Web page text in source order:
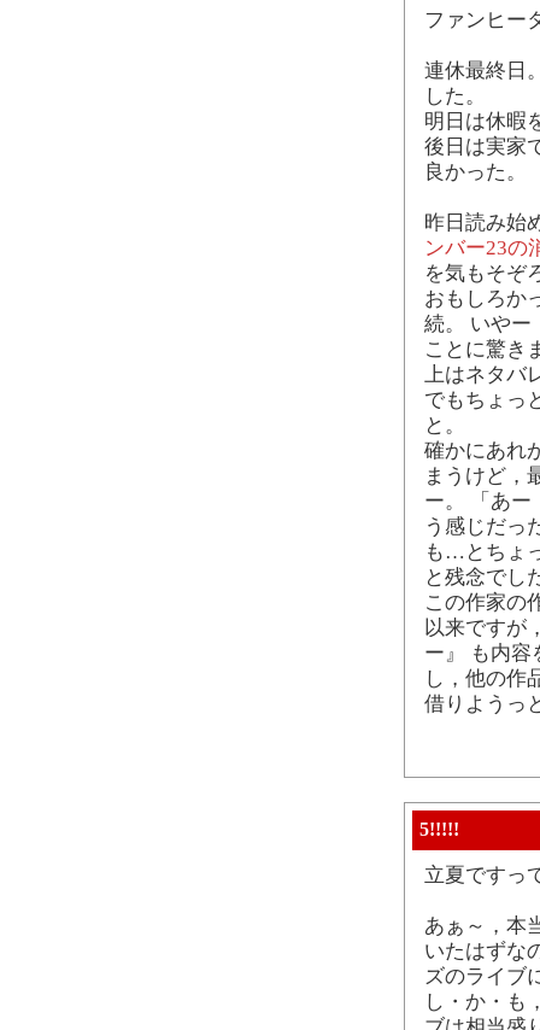
ファンヒー
連休最終日
した。
明日は休暇
後日は実家
良かった。
昨日読み始
ンバー23の
を気もそぞ
おもしろか
続。 いやー
ことに驚き
上はネタバ
でもちょっ
と。
確かにあれ
まうけど，
ー。 「あー
う感じだっ
も…とちょ
と残念でし
この作家の
以来ですが
ー』 も内容
し，他の作
借りようっ
5!!!!!
立夏ですっ
あぁ～，本
いたはずな
ズのライブ
し・か・も